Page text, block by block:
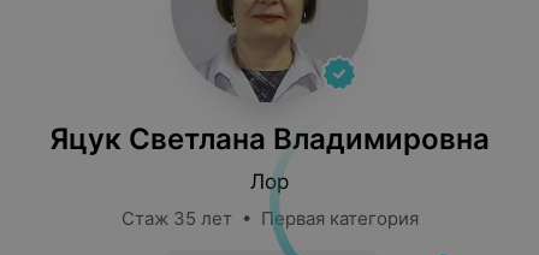
Яцук Светлана Владимировна
Лор
Стаж 35 лет • Первая категория